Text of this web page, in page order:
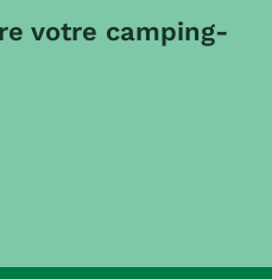
votre camping-